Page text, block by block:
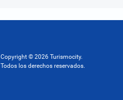
Copyright © 2026 Turismocity.
Todos los derechos reservados.